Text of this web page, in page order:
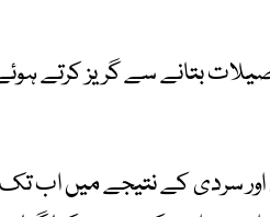
بتانے سے گریز کرتے ہوئے
اور سردی کے نتیجے میں اب